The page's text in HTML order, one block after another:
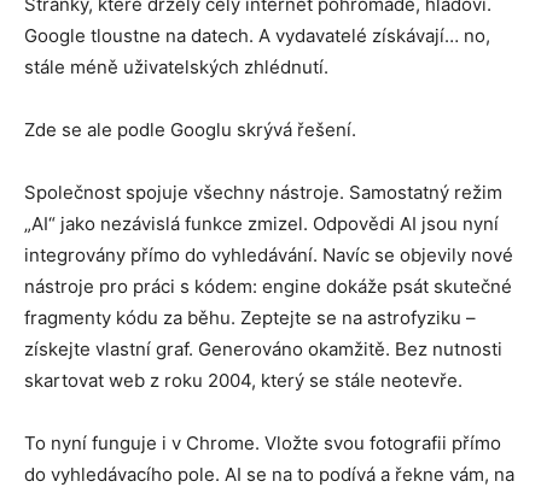
Google tloustne na datech. A vydavatelé získávají… no,
stále méně uživatelských zhlédnutí.
Zde se ale podle Googlu skrývá řešení.
Společnost spojuje všechny nástroje. Samostatný režim
„AI“ jako nezávislá funkce zmizel. Odpovědi AI jsou nyní
integrovány přímo do vyhledávání. Navíc se objevily nové
nástroje pro práci s kódem: engine dokáže psát skutečné
fragmenty kódu za běhu. Zeptejte se na astrofyziku –
získejte vlastní graf. Generováno okamžitě. Bez nutnosti
skartovat web z roku 2004, který se stále neotevře.
To nyní funguje i v Chrome. Vložte svou fotografii přímo
do vyhledávacího pole. AI se na to podívá a řekne vám, na